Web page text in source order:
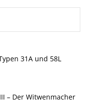
31A und 58L
– Der Witwenmacher